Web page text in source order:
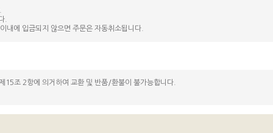
.
내에 입금되지 않으면 주문은 자동취소됩니다.
15조 2항에 의거하여 교환 및 반품/환불이 불가능합니다.